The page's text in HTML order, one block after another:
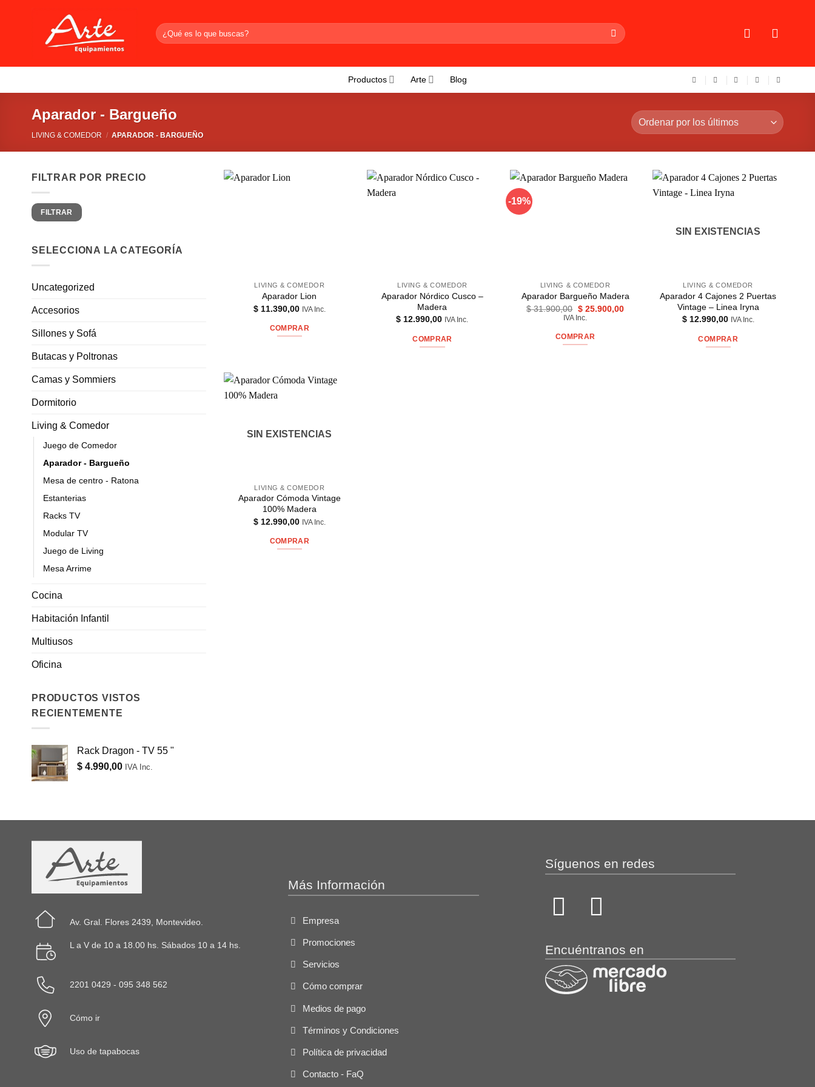
Buscar
por:
Productos Arte Blog
Aparador - Bargueño
LIVING & COMEDOR / APARADOR - BARGUEÑO
FILTRAR POR PRECIO
Precio
mínimo
Precio
máximo
FILTRAR
SELECCIONA LA CATEGORÍA
Uncategorized
Accesorios
Sillones y Sofá
Butacas y Poltronas
Camas y Sommiers
Dormitorio
Living & Comedor
Juego de Comedor
Aparador - Bargueño
Mesa de centro - Ratona
Estanterias
Racks TV
Modular TV
Juego de Living
Mesa Arrime
Cocina
Habitación Infantil
Multiusos
Oficina
PRODUCTOS VISTOS
RECIENTEMENTE
Rack Dragon - TV 55 "
$ 4.990,00 IVA Inc.
LIVING & COMEDOR
Aparador Lion
$11.390,00 IVA Inc.
COMPRAR
LIVING & COMEDOR
Aparador Nórdico Cusco –
Madera
$ 12.990,00 IVA Inc.
COMPRAR
-19%
LIVING & COMEDOR
Aparador Bargueño Madera
$31.900,00 El
precio
era:
$ 31.900,00.
$25.900,00El
IVA Inc.
COMPRAR
SIN EXISTENCIAS
LIVING & COMEDOR
Aparador 4 Cajones 2 Puertas
Vintage – Linea Iryna
$12.990,00 IVA Inc.
COMPRAR
SIN EXISTENCIAS
LIVING & COMEDOR
Aparador Cómoda Vintage
100% Madera
$12.990,00 IVA Inc.
COMPRAR
Av. Gral. Flores 2439, Montevideo.
L a V de 10 a 18.00 hs. Sábados 10 a 14 hs.
2201 0429 - 095 348 562
Cómo ir
Uso de tapabocas
Más Información
Empresa
Promociones
Servicios
Cómo comprar
Medios de pago
Términos y Condiciones
Política de privacidad
Contacto - FaQ
Síguenos en redes
Encuéntranos en